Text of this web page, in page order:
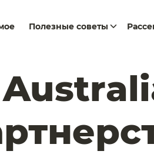
Полезные советы